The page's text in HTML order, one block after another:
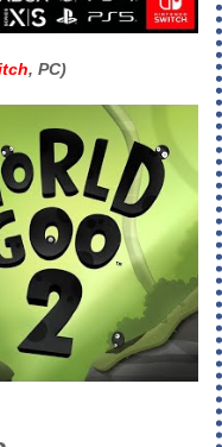
, PC)